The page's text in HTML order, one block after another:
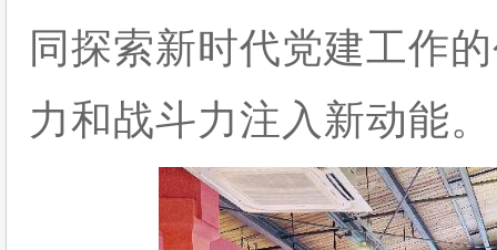
同探索新时代党建工作
力和战斗力注入新动能。